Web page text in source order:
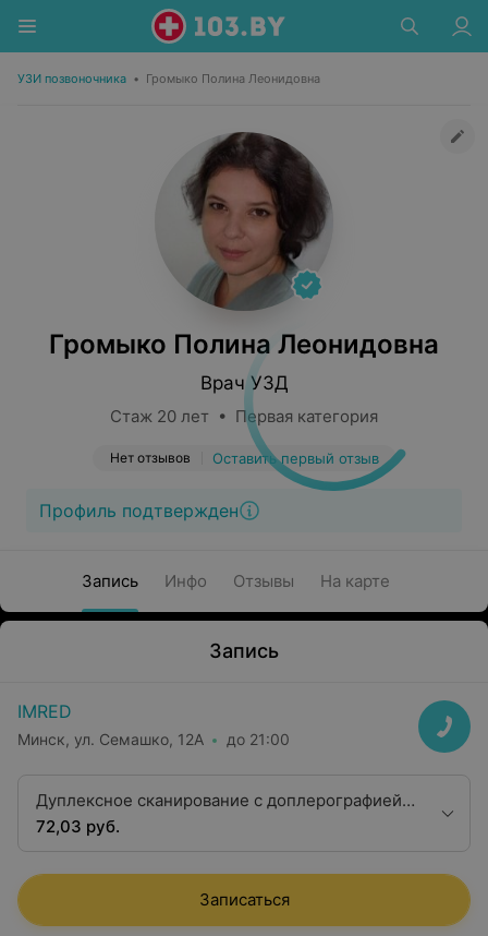
УЗИ позвоночника • Громыко Полина Леонидовна
Громыко Полина Леонидовна
Врач УЗД
Стаж 20 лет • Первая категория
Нет отзывов Оставить первый отзыв
Профиль подтвержден
Запись Инфо Отзывы На карте
Запись
IMRED
Минск, ул. Семашко, 12А до 21:00
Дуплексное сканирование с доплерографией
артерий и вен одного бассейна
72,03 руб.
Записаться